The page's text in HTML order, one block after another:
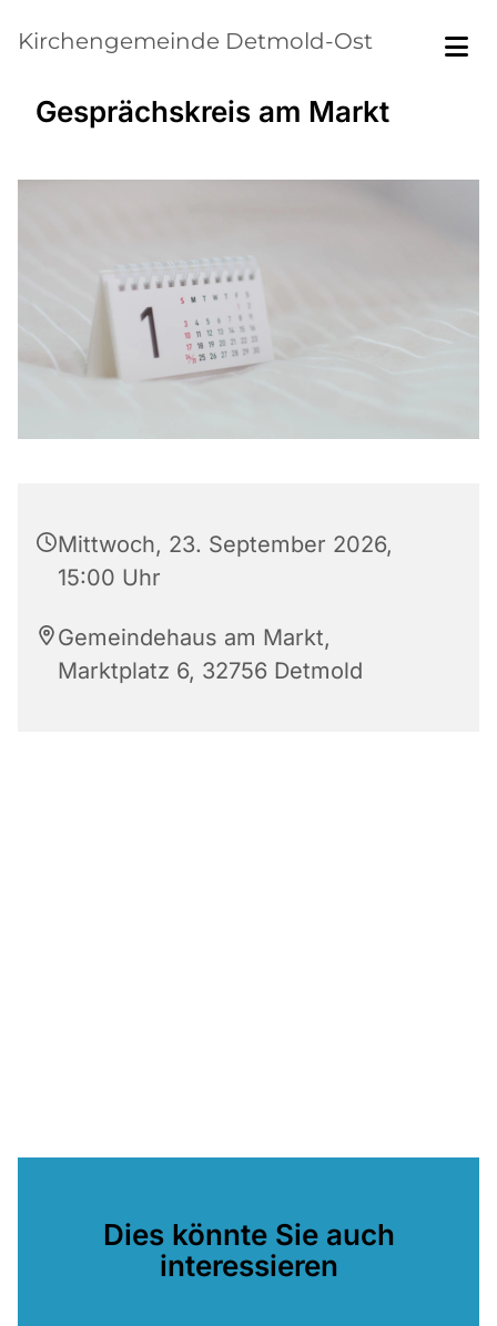
Kirchengemeinde Detmold-Ost
Gesprächskreis am Markt
Mittwoch, 23. September 2026,
15:00 Uhr
Gemeindehaus am Markt,
Marktplatz 6, 32756 Detmold
Dies könnte Sie auch
interessieren